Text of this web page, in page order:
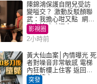
陳錦鴻保護自閉兒受訪
變嗌交？ 激動反駁顏聯
武：我擔心咁又點 網民
批主持咄咄逼人
影視圈
2小時前
黃大仙血案│內情曝光 死
者對噪音非常敏感 電梯
內狂斬樓上住客 返回住
所墮樓亡
突發